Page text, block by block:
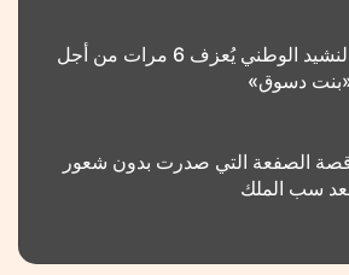
النشيد الوطني يُعزف 6 مرات من أجل
دسوق»
الصفعة التي صدرت بدون شعور
سب الملك